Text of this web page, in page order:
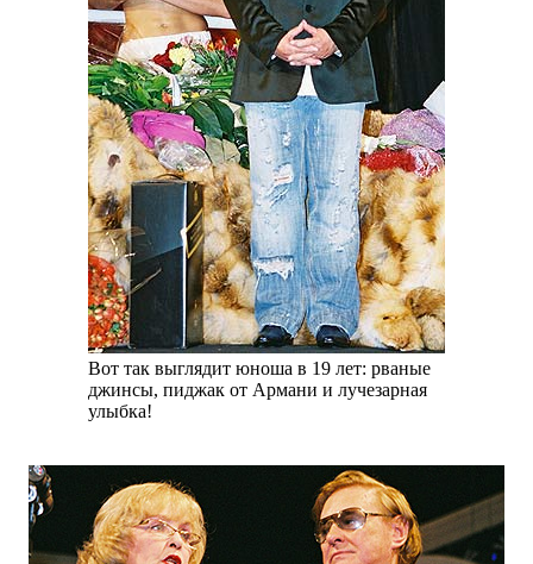
Вот так выглядит юноша в 19 лет: рваные
джинсы, пиджак от Армани и лучезарная
улыбка!